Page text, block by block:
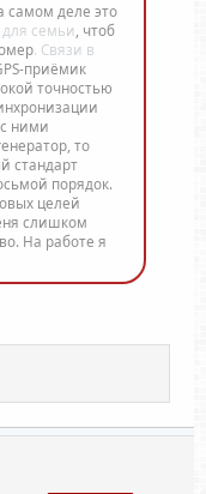
самом деле это
, для семьи , чтоб
. Связи в
приёмик
точностью
ними
то
стандарт
порядок.
целей
слишком
На работе я